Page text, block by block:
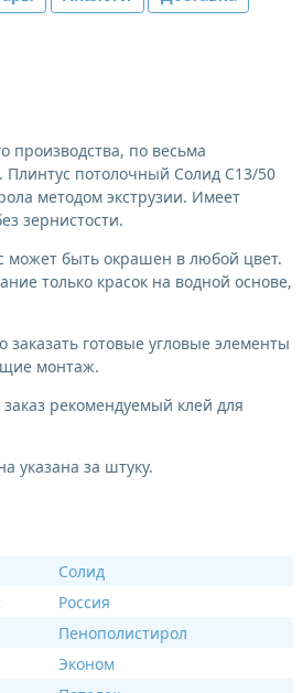
производства, по весьма
Плинтус потолочный Солид С13/50
методом экструзии. Имеет
зернистости.
может быть окрашен в любой цвет.
только красок на водной основе,
заказать готовые угловые элементы
монтаж.
заказ рекомендуемый клей для
указана за штуку.
Солид
Россия
Пенополистирол
Эконом